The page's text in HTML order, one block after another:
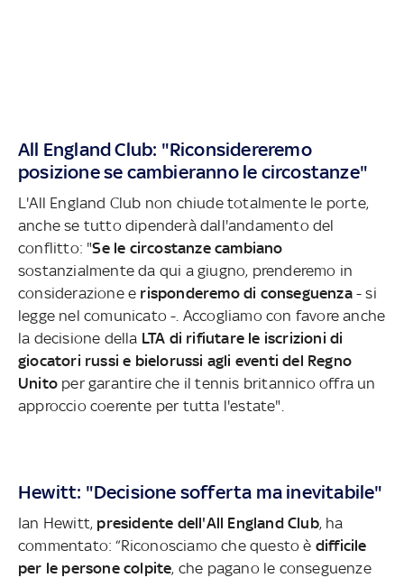
All England Club: "Riconsidereremo
posizione se cambieranno le circostanze"
L'All England Club non chiude totalmente le porte,
anche se tutto dipenderà dall'andamento del
conflitto: "Se le circostanze cambiano
sostanzialmente da qui a giugno, prenderemo in
considerazione e risponderemo di conseguenza- si
legge nel comunicato -. Accogliamo con favore anche
la decisione della LTA di rifiutare le iscrizioni di
giocatori russi e bielorussi agli eventi del Regno
Unito per garantire che il tennis britannico offra un
approccio coerente per tutta l'estate".
Hewitt: "Decisione sofferta ma inevitabile"
Ian Hewitt, presidente dell'All England Club, ha
commentato: “Riconosciamo che questo è difficile
per le persone colpite, che pagano le conseguenze